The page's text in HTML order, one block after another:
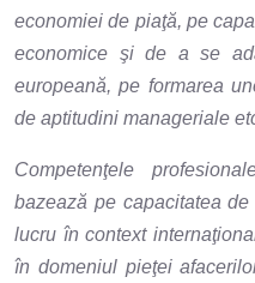
economiei de piaţă, pe
economice şi de a se
europeană, pe formarea
de aptitudini manageriale
Competenţele
bazează pe capacitatea
lucru în context
în domeniul pieţei